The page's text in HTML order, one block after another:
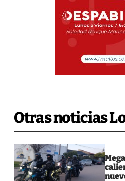
Otras noticias